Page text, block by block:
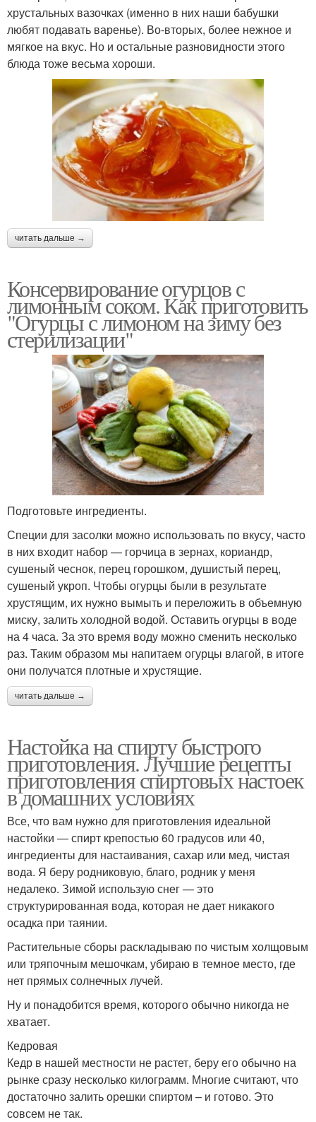
хрустальных вазочках (именно в них наши бабушки
любят подавать варенье). Во-вторых, более нежное и
мягкое на вкус. Но и остальные разновидности этого
блюда тоже весьма хороши.
читать дальше →
Консервирование огурцов с
лимонным соком. Как приготовить
"Огурцы с лимоном на зиму без
стерилизации"
Подготовьте ингредиенты.
Специи для засолки можно использовать по вкусу, часто
в них входит набор — горчица в зернах, кориандр,
сушеный чеснок, перец горошком, душистый перец,
сушеный укроп. Чтобы огурцы были в результате
хрустящим, их нужно вымыть и переложить в объемную
миску, залить холодной водой. Оставить огурцы в воде
на 4 часа. За это время воду можно сменить несколько
раз. Таким образом мы напитаем огурцы влагой, в итоге
они получатся плотные и хрустящие.
читать дальше →
Настойка на спирту быстрого
приготовления. Лучшие рецепты
приготовления спиртовых настоек
в домашних условиях
Все, что вам нужно для приготовления идеальной
настойки — спирт крепостью 60 градусов или 40,
ингредиенты для настаивания, сахар или мед, чистая
вода. Я беру родниковую, благо, родник у меня
недалеко. Зимой использую снег — это
структурированная вода, которая не дает никакого
осадка при таянии.
Растительные сборы раскладываю по чистым холщовым
или тряпочным мешочкам, убираю в темное место, где
нет прямых солнечных лучей.
Ну и понадобится время, которого обычно никогда не
хватает.
Кедровая
Кедр в нашей местности не растет, беру его обычно на
рынке сразу несколько килограмм. Многие считают, что
достаточно залить орешки спиртом – и готово. Это
совсем не так.